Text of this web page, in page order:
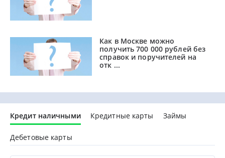
Как в Москве можно
получить 700 000 рублей без
справок и поручителей на
отк ...
Кредит наличными Кредитные карты Займы
Дебетовые карты